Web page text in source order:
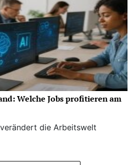
Welche Jobs profitieren am
die Arbeitswelt